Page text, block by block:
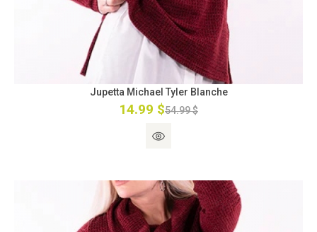
Jupetta Michael Tyler Blanche
14.99 $54.99 $